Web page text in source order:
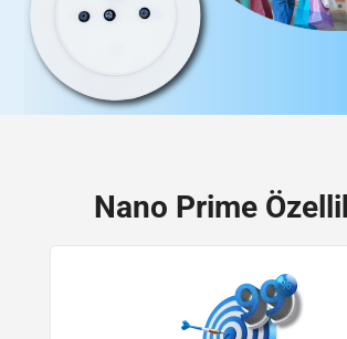
Nano Prime